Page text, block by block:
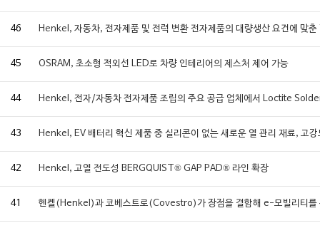
46 Henkel, 자동차, 전자제품 및 전력 변환 전자제품의 대량생산 요건에 맞
45 OSRAM, 초소형 적외선 LED로 차량 인테리어의 제스처 제어 가능
44 Henkel, 전자/자동차 전자제품 조립의 주요 공급 업체에서 Loctite
43 Henkel, EV 배터리 혁신 제품 중 실리콘이 없는 새로운 열 관리 재료, 고
42 Henkel, 고열 전도성 BERGQUIST® GAP PAD® 라인 확장
41 헨켈(Henkel)과 코베스트로(Covestro)가 장점을 결합해 e-모빌리티를